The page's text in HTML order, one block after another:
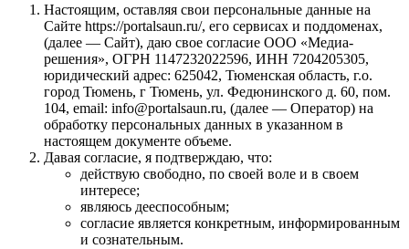
Настоящим, оставляя свои персональные данные на
Сайте https://portalsaun.ru/, его сервисах и поддоменах,
(далее — Сайт), даю свое согласие ООО «Медиа-
решения», ОГРН 1147232022596, ИНН 7204205305,
юридический адрес: 625042, Тюменская область, г.о.
город Тюмень, г Тюмень, ул. Федюнинского д. 60, пом.
104, email: info@portalsaun.ru, (далее — Оператор) на
обработку персональных данных в указанном в
настоящем документе объеме.
Давая согласие, я подтверждаю, что:
действую свободно, по своей воле и в своем
интересе;
являюсь дееспособным;
согласие является конкретным, информированным
и сознательным.